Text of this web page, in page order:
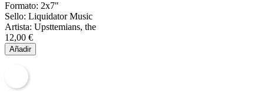
Formato: 2x7"
Sello: Liquidator Music
Artista: Upsttemians, the
12,00 €
Añadir